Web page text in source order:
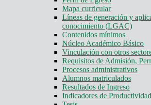
Mapa curricular
Líneas de generación y
conocimiento (LGAC)
Contenidos mínimos
Núcleo Académico Básico
Vinculación con otros
Requisitos de Admisión,
Procesos administrativos
Alumnos matriculados
Resultados de Ingreso
Indicadores de